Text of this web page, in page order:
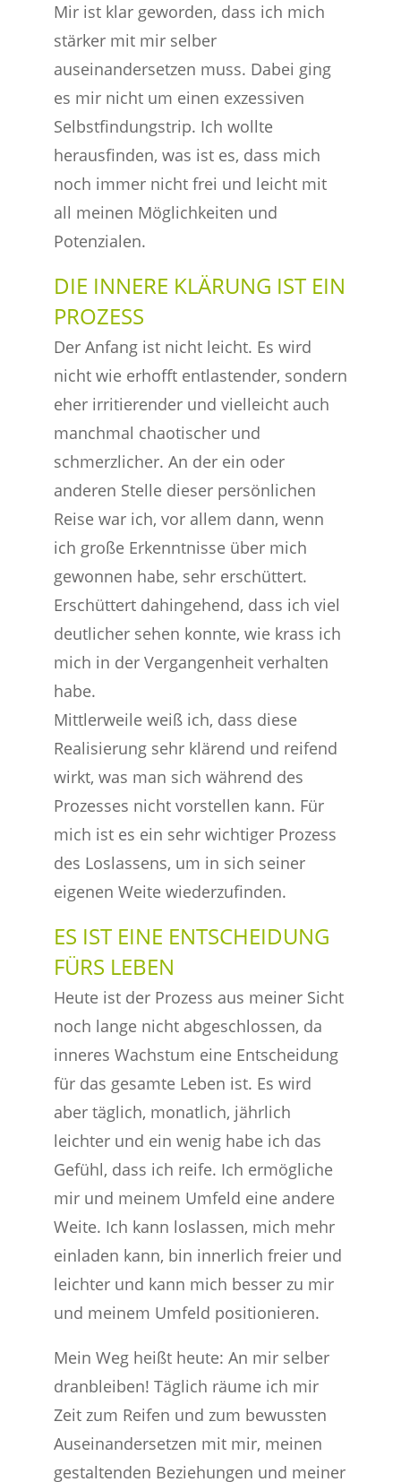
Mir ist klar geworden, dass ich mich
stärker mit mir selber
auseinandersetzen muss. Dabei ging
es mir nicht um einen exzessiven
Selbstfindungstrip. Ich wollte
herausfinden, was ist es, dass mich
noch immer nicht frei und leicht mit
all meinen Möglichkeiten und
Potenzialen.
DIE INNERE KLÄRUNG IST EIN
PROZESS
Der Anfang ist nicht leicht. Es wird
nicht wie erhofft entlastender, sondern
eher irritierender und vielleicht auch
manchmal chaotischer und
schmerzlicher. An der ein oder
anderen Stelle dieser persönlichen
Reise war ich, vor allem dann, wenn
ich große Erkenntnisse über mich
gewonnen habe, sehr erschüttert.
Erschüttert dahingehend, dass ich viel
deutlicher sehen konnte, wie krass ich
mich in der Vergangenheit verhalten
habe.
Mittlerweile weiß ich, dass diese
Realisierung sehr klärend und reifend
wirkt, was man sich während des
Prozesses nicht vorstellen kann. Für
mich ist es ein sehr wichtiger Prozess
des Loslassens, um in sich seiner
eigenen Weite wiederzufinden.
ES IST EINE ENTSCHEIDUNG
FÜRS LEBEN
Heute ist der Prozess aus meiner Sicht
noch lange nicht abgeschlossen, da
inneres Wachstum eine Entscheidung
für das gesamte Leben ist. Es wird
aber täglich, monatlich, jährlich
leichter und ein wenig habe ich das
Gefühl, dass ich reife. Ich ermögliche
mir und meinem Umfeld eine andere
Weite. Ich kann loslassen, mich mehr
einladen kann, bin innerlich freier und
leichter und kann mich besser zu mir
und meinem Umfeld positionieren.
Mein Weg heißt heute: An mir selber
dranbleiben! Täglich räume ich mir
Zeit zum Reifen und zum bewussten
Auseinandersetzen mit mir, meinen
gestaltenden Beziehungen und meiner